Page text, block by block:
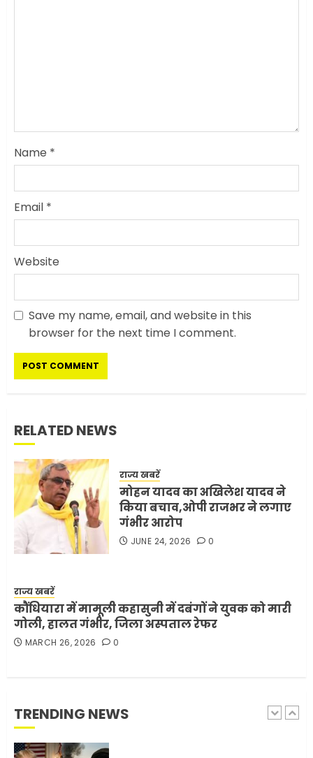
Name *
Email *
Website
Save my name, email, and website in this
browser for the next time I comment.
RELATED NEWS
राज्य खबरें
मोहन यादव का अखिलेश यादव ने
किया बचाव,ओपी राजभर ने लगाए
गंभीर आरोप
JUNE 24, 2026 0
राज्य खबरें
कौंधियारा में मामूली कहासुनी में दबंगों ने युवक को मारी
गोली, हालत गंभीर, जिला अस्पताल रेफर
MARCH 26, 2026 0
TRENDING NEWS
सरकारी दफ्तरों में जनसेवा कम,
जनता का अपमान ज्यादा? जनता के
4
शर्तें
MAY 18, 2026 0
5
1